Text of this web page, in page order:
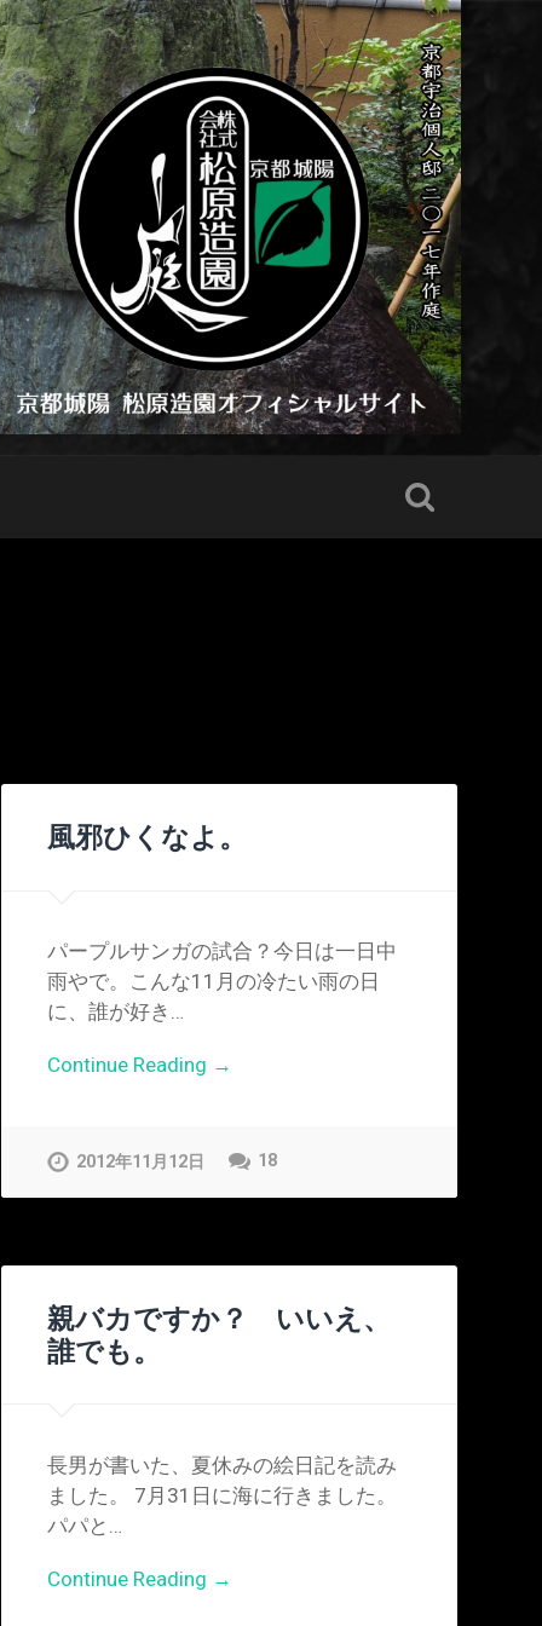
風邪ひくなよ。
パープルサンガの試合？今日は一日中
雨やで。こんな11月の冷たい雨の日
に、誰が好き…
Continue Reading →
2012年11月12日 18
親バカですか？ いいえ、
誰でも。
長男が書いた、夏休みの絵日記を読み
ました。 7月31日に海に行きました。
パパと…
Continue Reading →